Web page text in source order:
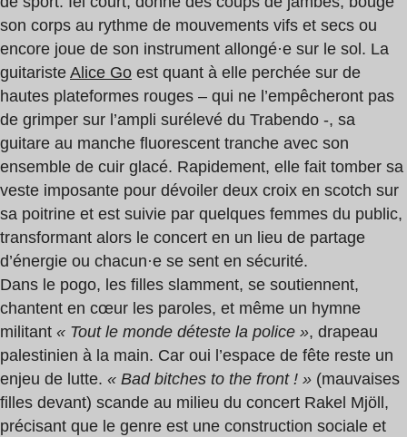
son corps au rythme de mouvements vifs et secs ou
encore joue de son instrument allongé·e sur le sol. La
guitariste Alice Go est quant à elle perchée sur de
hautes plateformes rouges – qui ne l’empêcheront pas
de grimper sur l’ampli surélevé du Trabendo -, sa
guitare au manche fluorescent tranche avec son
ensemble de cuir glacé. Rapidement, elle fait tomber sa
veste imposante pour dévoiler deux croix en scotch sur
sa poitrine et est suivie par quelques femmes du public,
transformant alors le concert en un lieu de partage
d’énergie ou chacun·e se sent en sécurité.
Dans le pogo, les filles slamment, se soutiennent,
chantent en cœur les paroles, et même un hymne
militant « Tout le monde déteste la police », drapeau
palestinien à la main. Car oui l’espace de fête reste un
enjeu de lutte. « Bad bitches to the front ! » (mauvaises
filles devant) scande au milieu du concert Rakel Mjöll,
précisant que le genre est une construction sociale et